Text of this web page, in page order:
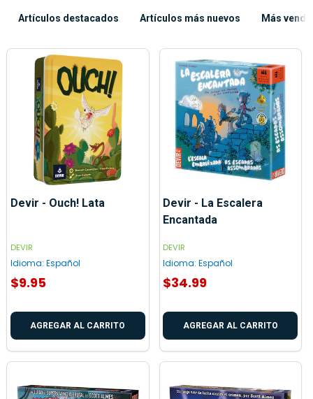
Artículos destacados Artículos más nuevos Más
Devir - Ouch! Lata
DEVIR
Idioma: Español
$9.95
AGREGAR AL CARRITO
Devir - La Escalera
Encantada
DEVIR
Idioma: Español
$34.99
AGREGAR AL CARRITO